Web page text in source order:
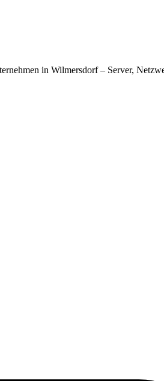
in Wilmersdorf – Server,